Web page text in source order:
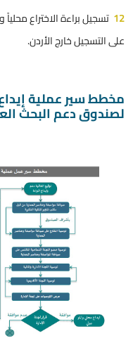
12 تسجيل براءة الاختراع
على التسجيل خارج الأردن.
مخطط سير عملية إيداع
لصندوق دعم البحث